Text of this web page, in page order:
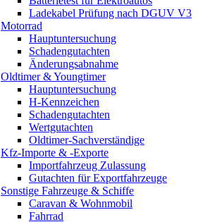
Ladekabel Prüfung nach DGUV V3
Motorrad
Hauptuntersuchung
Schadengutachten
Änderungsabnahme
Oldtimer & Youngtimer
Hauptuntersuchung
H-Kennzeichen
Schadengutachten
Wertgutachten
Oldtimer-Sachverständige
Kfz-Importe & -Exporte
Importfahrzeug Zulassung
Gutachten für Exportfahrzeuge
Sonstige Fahrzeuge & Schiffe
Caravan & Wohnmobil
Fahrrad